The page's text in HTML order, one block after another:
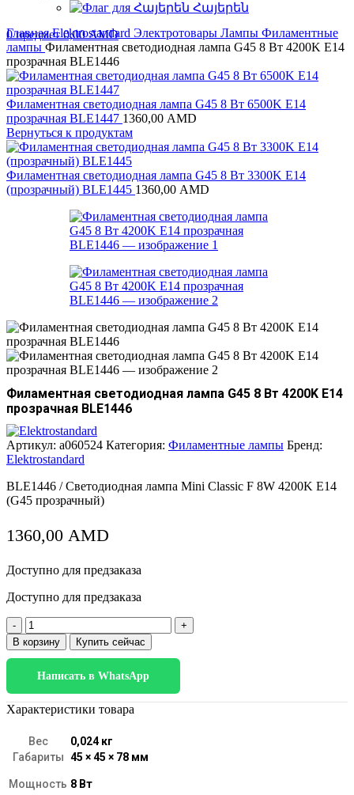
Հայերեն
0предмет 0,00AMD
ГлавнаяElektrostandard Электротовары Лампы Филаментные
лампы Филаментная светодиодная лампа G45 8 Вт 4200K E14
прозрачная BLE1446
Филаментная светодиодная лампа G45 8 Вт 6500K E14
прозрачная BLE1447 1360,00 AMD
Вернуться к продуктам
Филаментная светодиодная лампа G45 8 Вт 3300K E14
(прозрачный) BLE1445 1360,00 AMD
Филаментная светодиодная лампа G45 8 Вт 4200K E14
прозрачная BLE1446
Артикул: a060524 Категория: Филаментные лампы Бренд:
Elektrostandard
BLE1446 / Светодиодная лампа Mini Classic F 8W 4200K E14
(G45 прозрачный)
1360,00 AMD
Доступно для предзаказа
Доступно для предзаказа
Количество
товара
Филаментная
лампа
G45
8
4200K
E14
прозрачная
BLE1446
В корзину Купить сейчас
Написать в WhatsApp
Характеристики товара
Вес
0,024 кг
Габариты 45 × 45 × 78 мм
Мощность 8 Вт